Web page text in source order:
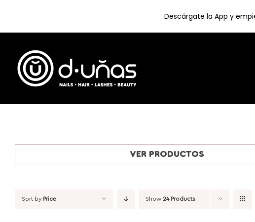
content
VER PRODUCTOS
Sort by Price Show 24 Products
Descárgate la App y